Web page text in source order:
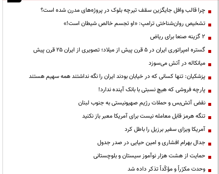
چرا قالب وافل جایگزین سقف تیرچه بلوک در پروژه‌های مدرن شده است؟
تشخیص روان‌شناختی ترامپ: «او تجسم خالص شیطان است!»
۲ گزینه صنعا برای ریاض
گستره امپراتوری ایران در ۵ قرن پیش از میلاد؛ تصویری از ایران ۲۵ قرن پیش
میانکاله در آتش می‌سوزد
پزشکیان: تنها کسانی که در خیابان بودند ایران را نگه نداشتند همه سهیم هستند
پارچه فروشی که هیچ نسبتی با بانک آینده ندارد!
نقض آتش‌بس و حملات رژیم صهیونیستی به جنوب لبنان
تنگه هرمز قابل معامله نیست برای آمریکا معبر باز نکنید
آمریکا ویزای سفیر برزیل را باطل کرد
جدال بهرام افشاری و امین حیایی در صدر جدول
حمایت از هشت هزار نوآموز سیستان و بلوچستانی
وحدت مکرّراً و مؤکّداً تذکر داده شد